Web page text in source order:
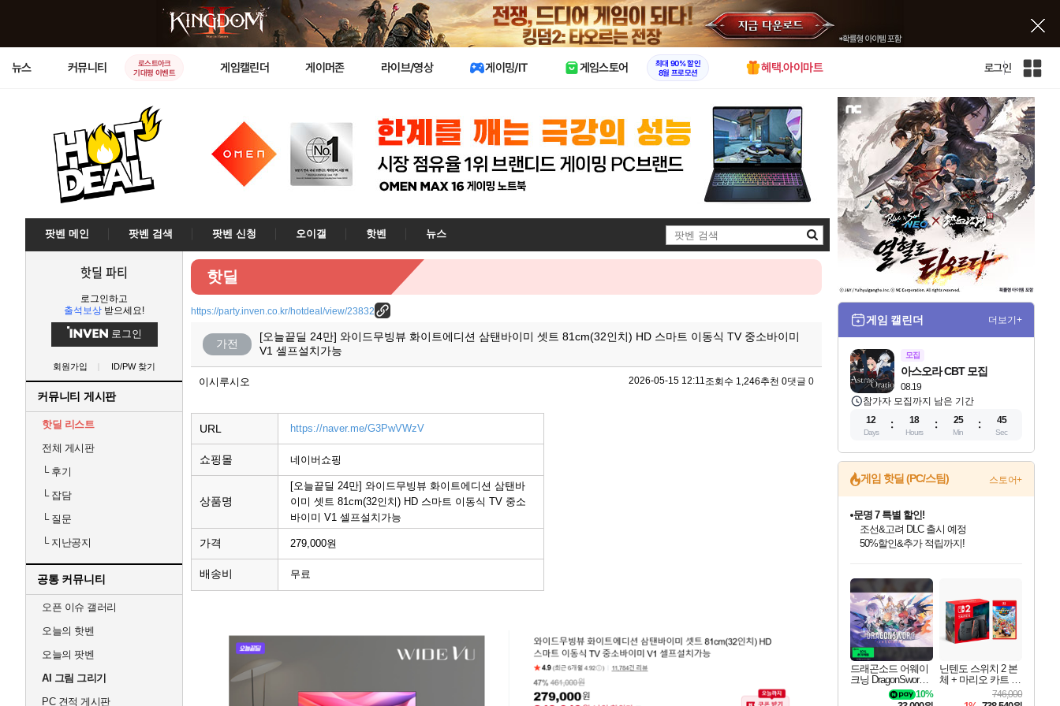
X
뉴스 커뮤니티
로스트아크
기대평 이벤트
게임캘린더 게이머존 라이브/영상 게이밍/IT 게임스토어
최대 90% 할인
8월 프로모션
혜택.아이마트 로그인
인
전
체
사
이
트
팟벤 메인 팟벤 검색 팟벤 신청 오이갤 핫벤
뉴스
검
색
핫딜 파티
로그인하고
출석보상 받으세요!
로그인
회원가입 ID/PW 찾기
커뮤니티 게시판
핫딜 리스트
전체 게시판
└후기
└잡담
└질문
└지난공지
공통 커뮤니티
오픈 이슈 갤러리
오늘의 핫벤
오늘의 팟벤
AI 그림 그리기
PC 견적 게시판
핫딜
https://party.inven.co.kr/hotdeal/view/23832
가전
[오늘끝딜 24만] 와이드무빙뷰 화이트에디션 삼탠바이미 셋트 81cm(32인치) HD 스마트 이동식 TV 중소바이미
V1 셀프설치가능
이시루시오 2026-05-15 12:11조회수 1,246추천 0댓글 0
URL https://naver.me/G3PwVWzV
쇼핑몰 네이버쇼핑
상품명
[오늘끝딜 24만] 와이드무빙뷰 화이트에디션 삼탠바
이미 셋트 81cm(32인치) HD 스마트 이동식 TV 중소
바이미 V1 셀프설치가능
가격 279,000원
배송비 무료
게임 캘린더 더보기+
모집
08.19
아스오라 CBT 모집
참가자 모집까지 남은 기간
12
Days
18
Hours
25
Min
44
Sec
게임 핫딜 (PC/스팀) 스토어+
최대 90% 할인가를 만나보세요!
네이버혜택과 함께 만나보세요!
문명 7 특별 할인!
조선&고려 DLC 출시 예정
50%할인&추가 적립까지!
귀무자: 검의 길 예약 판매 중!
10% 할인과
네이버 혜택가와 함께 예약하세요!
할인&네이버혜택으로 만나보세요!
네이버페이 혜택과 만나보세요!
40주년 프로모션으로 만나보세요!
네이버 포인트 혜택까지!
할인가에 만나보세요!
일부 에디션 상시 할인!
혜택으로 예약 판매 중
편안하게 충전하세요
드래곤소드 어웨이
크닝 DragonSword A
10%
닌텐도 스위치 2 본
체 + 마리오 카트 월
746,000